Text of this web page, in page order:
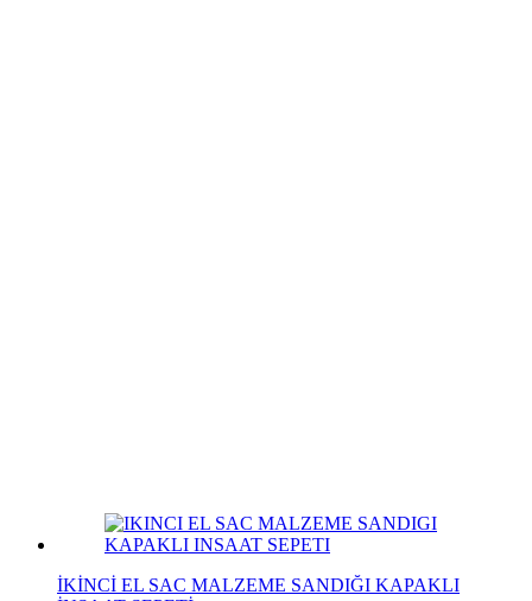
İKİNCİ EL SAC MALZEME SANDIĞI KAPAKLI